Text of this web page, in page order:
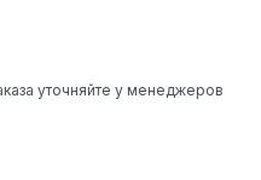
уточняйте у менеджеров